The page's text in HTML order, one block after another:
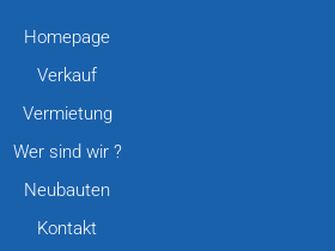
Homepage
Verkauf
Vermietung
Wer sind wir ?
Neubauten
Kontakt